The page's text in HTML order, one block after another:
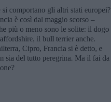
comportano gli altri stati europei?
è così dal maggio scorso –
più o meno sono le solite: il dogo
il bull terrier anche.
Cipro, Francia si è detto, e
sia del tutto peregrina. Ma il fai da